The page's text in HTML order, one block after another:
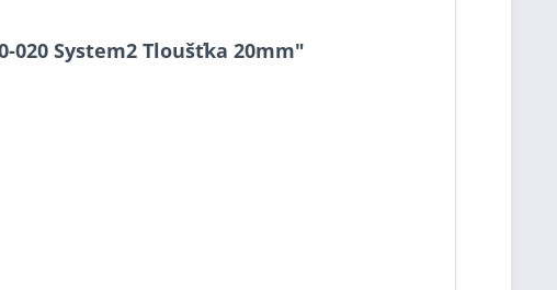
020 System2 Tloušťka 20mm"